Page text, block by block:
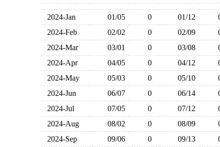
2024-Jan 01/05 0 01/12
2024-Feb
02/02 0 02/09
2024-Mar
03/01 0 03/08
2024-Apr
04/05 0 04/12
2024-May
05/03 0 05/10
2024-Jun
06/07 0 06/14
2024-Jul
07/05 0 07/12
2024-Aug
08/02 0 08/09
2024-Sep
09/06 0 09/13